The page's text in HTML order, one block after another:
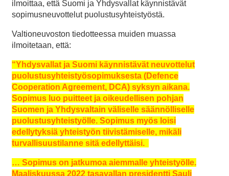
ilmoittaa, että Suomi ja Yhdysvallat käynnistävät
sopimusneuvottelut puolustusyhteistyöstä.
Valtioneuvoston tiedotteessa muiden muassa
ilmoitetaan, että:
“Yhdysvallat ja Suomi käynnistävät neuvottelut
puolustusyhteistyösopimuksesta (Defence
Cooperation Agreement, DCA) syksyn aikana.
Sopimus luo puitteet ja oikeudellisen pohjan
Suomen ja Yhdysvaltain väliselle säännölliselle
puolustusyhteistyölle. Sopimus myös loisi
edellytyksiä yhteistyön tiivistämiselle, mikäli
turvallisuustilanne sitä edellyttäisi.
… Sopimus on jatkumoa aiemmalle yhteistyölle.
Maaliskuussa 2022 tasavallan presidentti Sauli